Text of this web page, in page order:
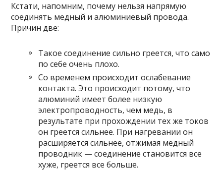
Кстати, напомним, почему нельзя напрямую
соединять медный и алюминиевый провода.
Причин две:
Такое соединение сильно греется, что само
по себе очень плохо.
Со временем происходит ослабевание
контакта. Это происходит потому, что
алюминий имеет более низкую
электропроводность, чем медь, в
результате при прохождении тех же токов
он греется сильнее. При нагревании он
расширяется сильнее, отжимая медный
проводник — соединение становится все
хуже, греется все больше.